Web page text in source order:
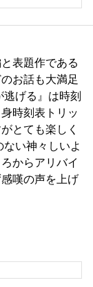
表題作である
お話も大満足
げる』は時刻
時刻表トリッ
とても楽しく
い神々しいよ
からアリバイ
嘆の声を上げ